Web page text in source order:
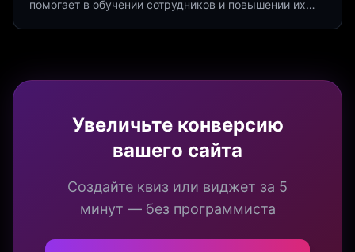
помогает в обучении сотрудников и повышении их
Увеличьте конверсию
вашего сайта
Создайте квиз или виджет за 5
минут — без программиста